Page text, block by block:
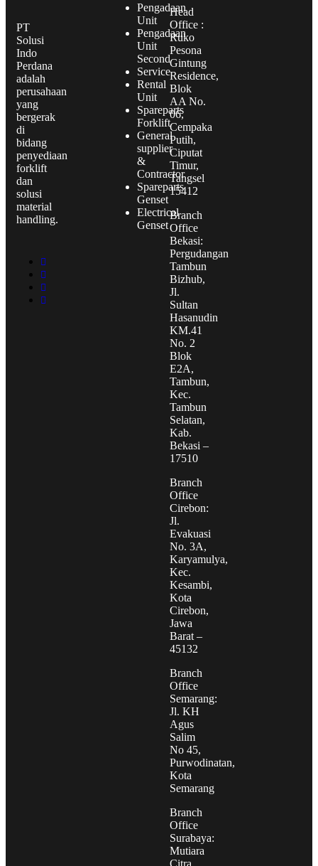
PT
Solusi
Indo
Perdana
adalah
perusahaan
yang
bergerak
di
bidang
penyediaan
forklift
dan
solusi
material
handling.
Pengadaan
Unit
Pengadaan
Unit
Second
Service
Rental
Unit
Spareparts
Forklift
General
supplier
&
Contractor
Spareparts
Genset
Electrical
Genset
Head
Office :
Ruko
Pesona
Gintung
Residence,
Blok
AA No.
06,
Cempaka
Putih,
Ciputat
Timur,
Tangsel
15412
Branch
Office
Bekasi:
Pergudangan
Tambun
Bizhub,
Jl.
Sultan
Hasanudin
KM.41
No. 2
Blok
E2A,
Tambun,
Kec.
Tambun
Selatan,
Kab.
Bekasi –
17510
Branch
Office
Cirebon:
Jl.
Evakuasi
No. 3A,
Karyamulya,
Kec.
Kesambi,
Kota
Cirebon,
Jawa
Barat –
45132
Branch
Office
Semarang:
Jl. KH
Agus
Salim
No 45,
Purwodinatan,
Kota
Semarang
Branch
Office
Surabaya:
Mutiara
Citra